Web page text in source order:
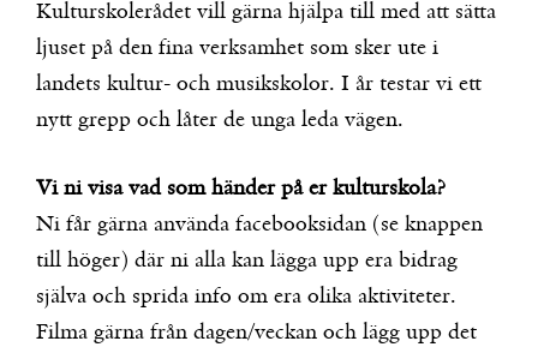
Kulturskolerådet vill gärna hjälpa till med att sätta
ljuset på den fina verksamhet som sker ute i
landets kultur- och musikskolor. I år testar vi ett
nytt grepp och låter de unga leda vägen.
Vi ni visa vad som händer på er kulturskola?
Ni får gärna använda facebooksidan (se knappen
till höger) där ni alla kan lägga upp era bidrag
själva och sprida info om era olika aktiviteter.
Filma gärna från dagen/veckan och lägg upp det